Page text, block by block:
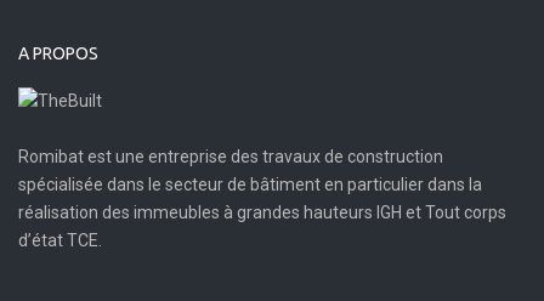
A PROPOS
Romibat est une entreprise des travaux de construction
spécialisée dans le secteur de bâtiment en particulier dans la
réalisation des immeubles à grandes hauteurs IGH et Tout corps
d’état TCE.